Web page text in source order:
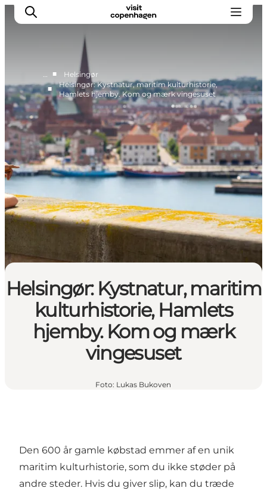
This is Copenhagen
Aktiviteter
Spis & drik
Områder
Planlæg din tur
CopenPay
Copenhagen Card
… ■
Helsingør
■
Helsingør: Kystnatur, maritim kulturhistorie,
Hamlets hjemby. Kom og mærk vingesuset
Helsingør: Kystnatur, maritim
kulturhistorie, Hamlets
hjemby. Kom og mærk
vingesuset
Foto: Lukas Bukoven
Den 600 år gamle købstad emmer af en unik
maritim kulturhistorie, som du ikke støder på
andre steder. Hvis du giver slip, kan du træde